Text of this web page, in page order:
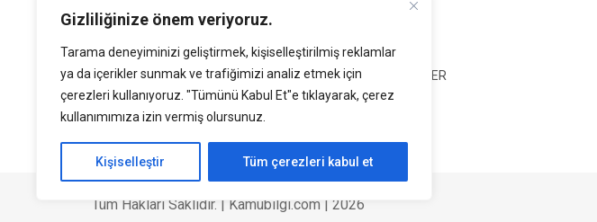
Gizliliğinize önem veriyoruz.
Tarama deneyiminizi geliştirmek, kişiselleştirilmiş reklamlar
ya da içerikler sunmak ve trafiğimizi analiz etmek için
çerezleri kullanıyoruz. "Tümünü Kabul Et"e tıklayarak, çerez
kullanımımıza izin vermiş olursunuz.
Kişiselleştir Tüm çerezleri kabul et
EĞİTİM
GÜNCEL HABER
SİYASET
Tüm Hakları Saklıdır. | Kamubilgi.com | 2026